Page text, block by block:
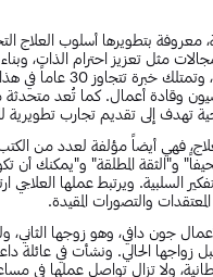
مثل تعزيز احترام الذات، وبناء
وُلدت ماريسا بير في 12
وقادة أعمال. كما تُعد متحدثة
فهي أيضاً مؤلفة لعدد من الكتب
و"الثقة المطلقة" و"يمكنك أن
ويرتبط عملها العلاجي
والتصورات المقيدة.
جون دافي، وهو زوجها الثاني،
زواجها الحالي. ونشأت في
ولا تزال تواصل عملها في